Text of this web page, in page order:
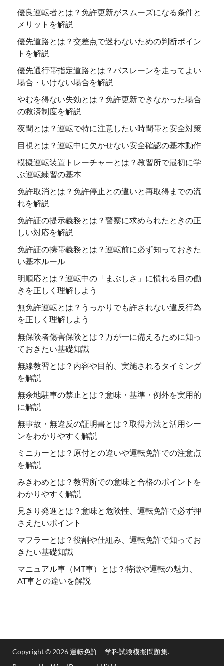
優良運転者とは？免許更新がスムーズになる条件と
メリットを解説
優先道路とは？交差点で迷わないための判断ポイン
トを解説
優先通行帯指定道路とは？バスレーンを走ってよい
場合・いけない場合を解説
やむを得ない失効とは？免許更新できなかった場合
の救済制度を解説
夜間とは？運転で特に注意したい時間帯と安全対策
目視とは？運転中に欠かせない安全確認の基本動作
模擬運転装置トレーチャーとは？教習所で最初に学
ぶ運転練習の基本
免許取消とは？免許停止との違いと再取得までの流
れを解説
免許証の提示義務とは？警察に求められたときの正
しい対応を解説
免許証の携帯義務とは？運転前に必ず知っておきた
い基本ルール
明順応とは？運転中の「まぶしさ」に慣れる目の働
きを正しく理解しよう
無免許運転とは？うっかりでも許されない違反行為
を正しく理解しよう
無保険者傷害保険とは？万が一に備えるために知っ
ておきたい基礎知識
無線教習とは？内容や目的、実施されるタイミング
を解説
無余地駐車の禁止とは？意味・基準・例外を実用的
に解説
無事故・無違反の証明書とは？取得方法と活用シー
ンをわかりやすく解説
ミニカーとは？原付との違いや運転免許での注意点
を解説
みきわめとは？教習所での意味と合格のポイントを
わかりやすく解説
見きり発進とは？意味と危険性、運転免許で必ず押
さえたいポイント
マフラーとは？役割や仕組み、運転免許で知ってお
きたい基礎知識
マニュアル車（MT車）とは？特徴や運転の魅力、
AT車との違いを解説
Copyright © 2026運転免許 – 学科試験模擬問題集.